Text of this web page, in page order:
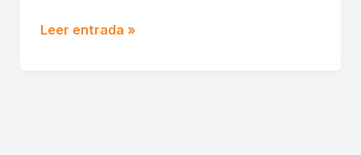
Leer entrada »